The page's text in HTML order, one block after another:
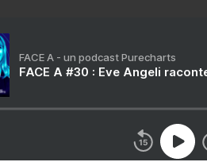
FACE A - un podcast Purecharts
FACE A #30 : Eve Angeli